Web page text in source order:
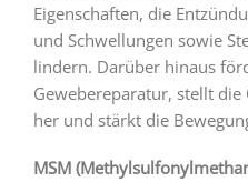
Eigenschaften, die
und Schwellungen sowie
lindern. Darüber hinaus
Gewebereparatur, stellt
her und stärkt die
MSM